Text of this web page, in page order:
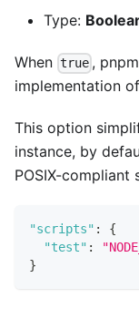
Type:
When true ,
implementation
This option
instance, by
POSIX-compliant
"scripts" :
{
"test" :
}